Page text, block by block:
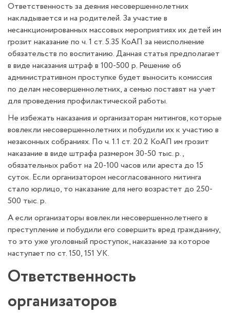
Ответственность за деяния несовершеннолетних
накладывается и на родителей. За участие в
несанкционированных массовых мероприятиях их детей им
грозит наказание по ч. 1 ст. 5.35 КоАП за неисполнение
обязательств по воспитанию. Данная статья предполагает
в виде наказания штраф в 100-500 р. Решение об
административном проступке будет выносить комиссия
по делам несовершеннолетних, а семью поставят на учет
для проведения профилактической работы.
Не избежать наказания и организаторам митингов, которые
вовлекли несовершеннолетних и побудили их к участию в
незаконных собраниях. По ч. 1.1 ст. 20.2 КоАП им грозит
наказание в виде штрафа размером 30-50 тыс. р.,
обязательных работ на 20-100 часов или ареста до 15
суток. Если организатором несогласованного митинга
стало юрлицо, то наказание для него возрастет до 250-
500 тыс. р.
А если организаторы вовлекли несовершеннолетнего в
преступление и побудили его совершить вред гражданину,
то это уже уголовный проступок, наказание за которое
наступает по ст. 150, 151 УК.
Ответственность
организаторов